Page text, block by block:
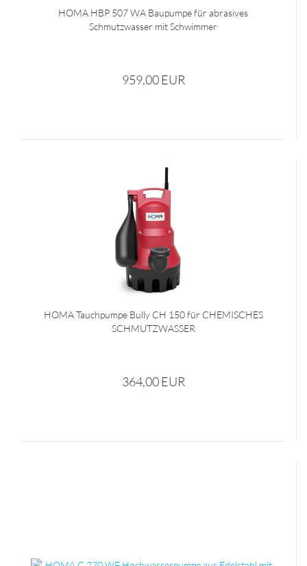
HOMA HBP 507 WA Baupumpe für abrasives
Schmutzwasser mit Schwimmer
959,00 EUR
HOMA Tauchpumpe Bully CH 150 für CHEMISCHES
SCHMUTZWASSER
364,00 EUR